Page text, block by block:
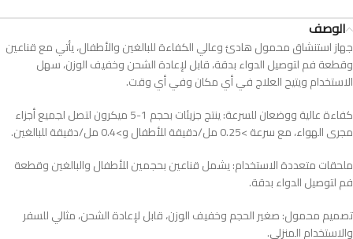
الوصف
جهاز استنشاق محمول هادئ وعالي الكفاءة للبالغين والأطفال، يأتي مع قناعين
وقطعة فم لتوصيل الدواء بدقة، قابل لإعادة الشحن وخفيف الوزن، سهل
الاستخدام ويتيح العلاج في أي مكان وفي أي وقت.
كفاءة عالية ووضعان للسرعة: ينتج جزيئات بحجم 1-5 ميكرون لتصل لجميع أجزاء
مجرى الهواء، مع سرعة >0.25 مل/دقيقة للأطفال و>0.4 مل/دقيقة للبالغين.
ملحقات متعددة الاستخدام: يشمل قناعين بحجمين للأطفال والبالغين وقطعة
فم لتوصيل الدواء بدقة.
تصميم محمول: صغير الحجم وخفيف الوزن، قابل لإعادة الشحن، مثالي للسفر
والاستخدام المنزلي.